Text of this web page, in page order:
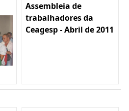
Assembleia de
trabalhadores da
Ceagesp - Abril de 2011